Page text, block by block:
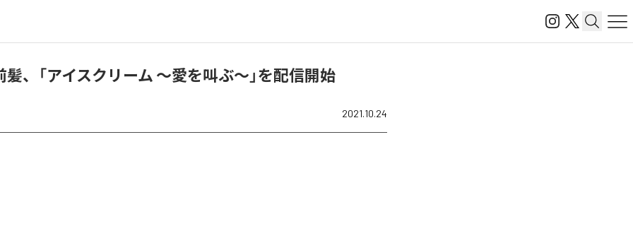
髪、「アイスクリーム ～愛を叫ぶ～」を配信開始
2021.10.24